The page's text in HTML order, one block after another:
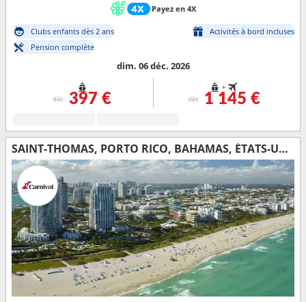
Payez en 4X
Clubs enfants dès 2 ans
Activités à bord incluses
Pension complète
dim. 06 déc. 2026
dès 397 €
+
dès 1 145 €
SAINT-THOMAS, PORTO RICO, BAHAMAS, ÉTATS-UNIS